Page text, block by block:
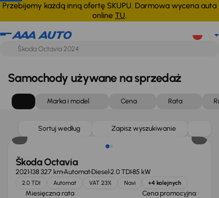
Przebijemy każdą inną ofertę SKUPU. Darmowa wycena auta
online TU.
Samochody używane na sprzedaż
Marka i model Cena Rata
Sortuj według Zapisz wyszukiwanie
Możliwość odliczenia VAT
Škoda Octavia
2021138 327 kmAutomatDiesel2.0 TDI85 kW
2.0 TDI Automat VAT 23% Navi +4 kolejnych
Miesięczna rata Cena promocyjna